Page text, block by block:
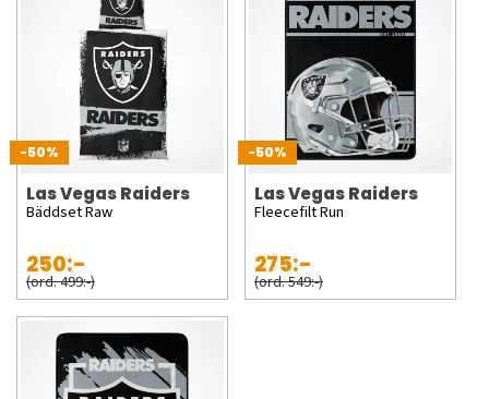
-50%
Las Vegas Raiders
Bäddset Raw
250:-
(ord. 499:-)
-50%
Las Vegas Raiders
Fleecefilt Run
275:-
(ord. 549:-)